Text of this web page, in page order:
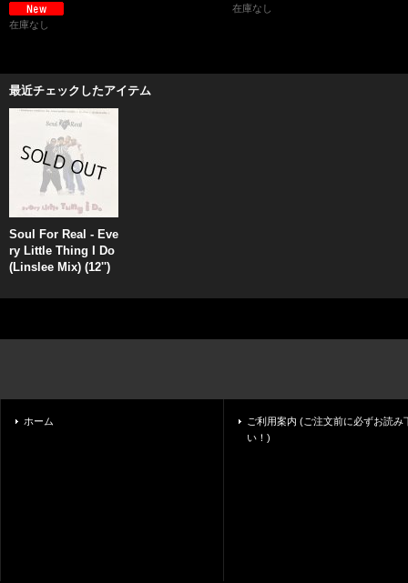
在庫なし
在庫なし
最近チェックしたアイテム
Soul For Real - Eve
ry Little Thing I Do
(Linslee Mix) (12'')
ホーム
ご利用案内 (ご注文前に必ずお読み
い！)